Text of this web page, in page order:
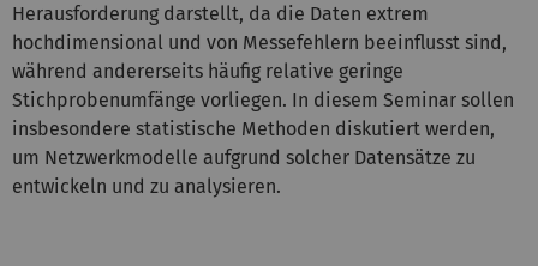
Herausforderung darstellt, da die Daten extrem
hochdimensional und von Messefehlern beeinflusst sind,
während andererseits häufig relative geringe
Stichprobenumfänge vorliegen. In diesem Seminar sollen
insbesondere statistische Methoden diskutiert werden,
um Netzwerkmodelle aufgrund solcher Datensätze zu
entwickeln und zu analysieren.